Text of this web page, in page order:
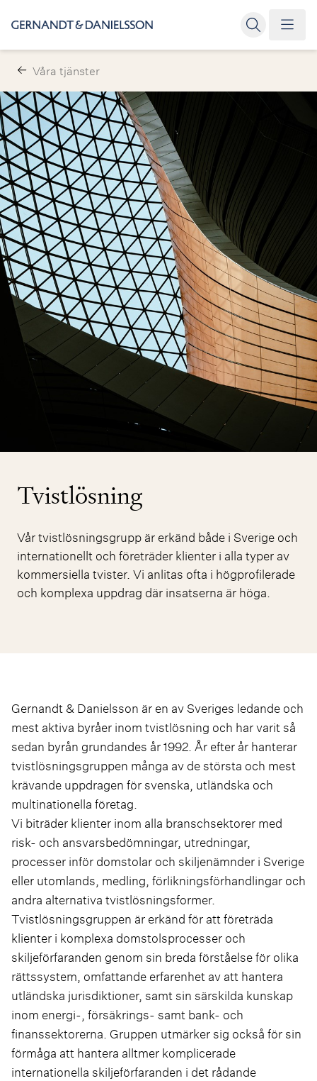
Våra tjänster
Tvistlösning
Vår tvistlösningsgrupp är erkänd både i Sverige och
internationellt och företräder klienter i alla typer av
kommersiella tvister. Vi anlitas ofta i högprofilerade
och komplexa uppdrag där insatserna är höga.
Gernandt & Danielsson är en av Sveriges ledande och
mest aktiva byråer inom tvistlösning och har varit så
sedan byrån grundandes år 1992. År efter år hanterar
tvistlösningsgruppen många av de största och mest
krävande uppdragen för svenska, utländska och
multinationella företag.
Vi biträder klienter inom alla branschsektorer med
risk- och ansvarsbedömningar, utredningar,
processer inför domstolar och skiljenämnder i Sverige
eller utomlands, medling, förlikningsförhandlingar och
andra alternativa tvistlösningsformer.
Tvistlösningsgruppen är erkänd för att företräda
klienter i komplexa domstolsprocesser och
skiljeförfaranden genom sin breda förståelse för olika
rättssystem, omfattande erfarenhet av att hantera
utländska jurisdiktioner, samt sin särskilda kunskap
inom energi-, försäkrings- samt bank- och
finanssektorerna. Gruppen utmärker sig också för sin
förmåga att hantera alltmer komplicerade
internationella skiljeförfaranden i det rådande